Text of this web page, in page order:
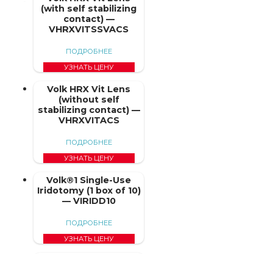
(with self stabilizing
contact) —
VHRXVITSSVACS
ПОДРОБНЕЕ
УЗНАТЬ ЦЕНУ
Volk HRX Vit Lens
(without self
stabilizing contact) —
VHRXVITACS
ПОДРОБНЕЕ
УЗНАТЬ ЦЕНУ
Volk®1 Single-Use
Iridotomy (1 box of 10)
— VIRIDD10
ПОДРОБНЕЕ
УЗНАТЬ ЦЕНУ